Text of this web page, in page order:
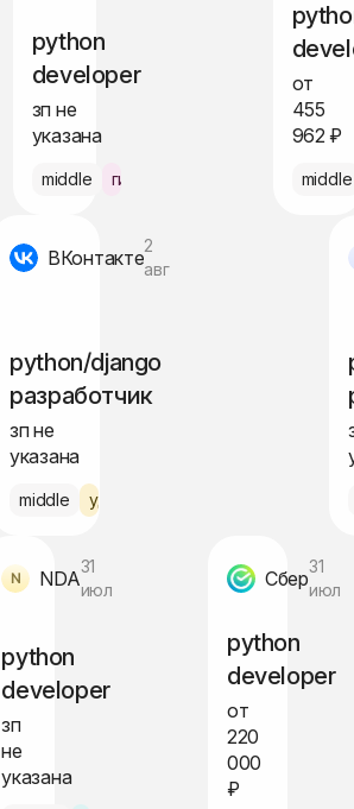
python
developer
зп не
указана
middle гибрид Варшава
от
455
962 ₽
middle
ВКонтакте
2
авг
python/django
разработчик
зп не
указана
middle удалённо по РФ
NDA
31
июл
python
developer
зп
не
указана
Сбер
31
июл
python
developer
от
220
000
₽